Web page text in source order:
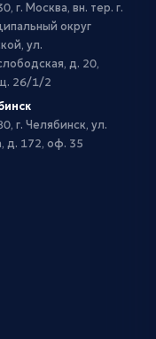
г. Москва, вн. тер. г.
округ
ул.
д. 20,
26/1/2
г. Челябинск, ул.
д. 172, оф. 35